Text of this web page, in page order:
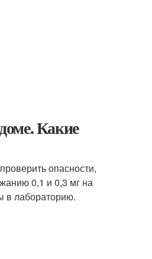
Какие
опасности,
0,1 и 0,3 мг на
в лабораторию.